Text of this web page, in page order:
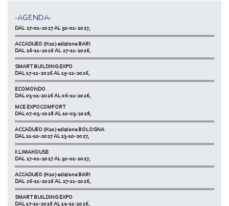
-AGENDA-
KLIMAHOUSE
DAL 27-01-2027 AL 30-01-2027,
ACCADUEO (H20) edizione BARI
DAL 26-11-2026 AL 27-11-2026,
SMART BUILDING EXPO
DAL 17-11-2026 AL 19-11-2026,
ECOMONDO
DAL 03-11-2026 AL 06-11-2026,
NETZERO MILAN - EXPO SUMMIT
DAL 20-10-2026 AL 22-10-2026,
MCE EXPOCOMFORT
DAL 07-03-2028 AL 10-03-2028,
ACCADUEO (H20) edizione BOLOGNA
DAL 11-10-2027 AL 13-10-2027,
KLIMAHOUSE
DAL 27-01-2027 AL 30-01-2027,
ACCADUEO (H20) edizione BARI
DAL 26-11-2026 AL 27-11-2026,
SMART BUILDING EXPO
DAL 17-11-2026 AL 19-11-2026,